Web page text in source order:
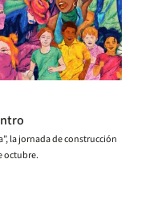
la jornada de construcción
octubre.